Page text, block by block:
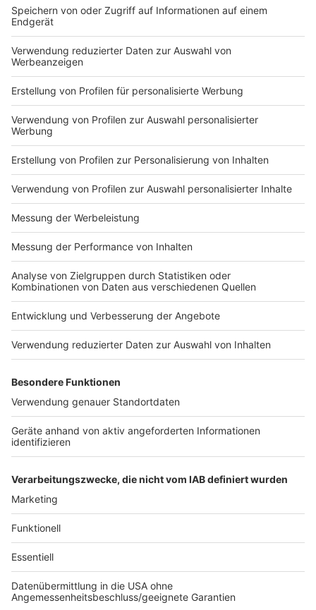
"Wichtig ist, dass lokale, umweltfreundliche
Baumaterialien genutzt werden. Oder auch
lokalen Handwerkern und Designern entworfen und
eingebaut worden sind. In der Gartenanlage kann man
schon sehen, ob beispielsweise einheimische Pflanzen
angelegt wurden. Auch die Frage, wie mit Wasser
umgegangen wird, sollte man sich stellen." Und auch im
Hotelzimmer kann man erkennen, ob meinem Hotel
Umweltschutz wichtig ist. "Das Handtuch sollte nicht
unbedingt jeden Tag gewechselt werden. Da wird
schon viel Wasser gespart", so der ADAC-
Reiseexperte. Daneben gebe es auch andere Punkte
wie beispielsweise tatsächlich den Seifenspender
oder aber, wie viel Wasser durch die Toilettenspülung
beziehungsweise die Dusche fließt.
Trotzdem sind Klimaanlagen, Pools, Spa-Bereiche
nachhaltiger", bestätigt Müther. "Zum Beispiel, wenn
das Hotel eine eigene Wasser-
Wiederaufbereitungsanlage hat oder das Hotel darauf
achtet, dass man in Sachen Beleuchtung
erneuerbare Energien setzt." Mit Natur-Pools könnte
man die mit Chlor befüllten Hotelpools in Sachen CO2
ersetzen lassen.
Anzeige